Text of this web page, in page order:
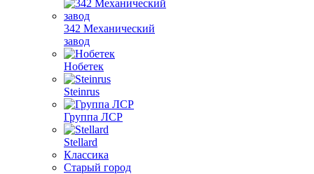
342 Механический
завод
Нобетек
Steinrus
Группа ЛСР
Stellard
Классика
Старый город